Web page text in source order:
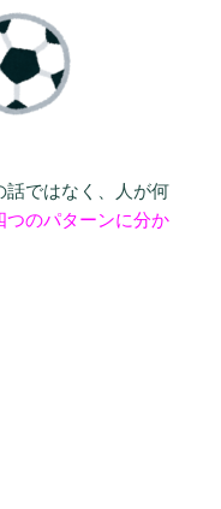
話ではなく、人が何
つのパターンに分か